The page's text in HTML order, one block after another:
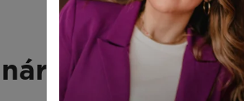
no simples!